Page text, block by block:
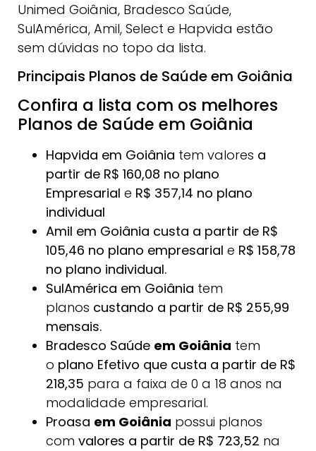
Unimed Goiânia, Bradesco Saúde,
SulAmérica, Amil, Select e Hapvida estão
sem dúvidas no topo da lista.
Principais Planos de Saúde em Goiânia
Confira a lista com os melhores
Planos de Saúde em Goiânia
Hapvida em Goiânia tem valores a
partir de R$ 160,08 no plano
Empresarial e R$ 357,14 no plano
individual
Amil em Goiânia custa a partir de R$
105,46 no plano empresarial e R$ 158,78
no plano individual.
SulAmérica em Goiânia tem
planos custando a partir de R$ 255,99
mensais.
Bradesco Saúde em Goiânia tem
o plano Efetivo que custa a partir de R$
218,35 para a faixa de 0 a 18 anos na
modalidade empresarial.
Proasa em Goiânia possui planos
com valores a partir de R$ 723,52 na